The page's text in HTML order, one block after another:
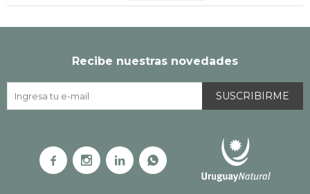
Recibe nuestras novedades
SUSCRIBIRME
   